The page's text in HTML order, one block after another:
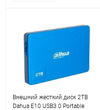
Внешний жесткий диск 2TB
Dahua E10 USB3.0 Portable